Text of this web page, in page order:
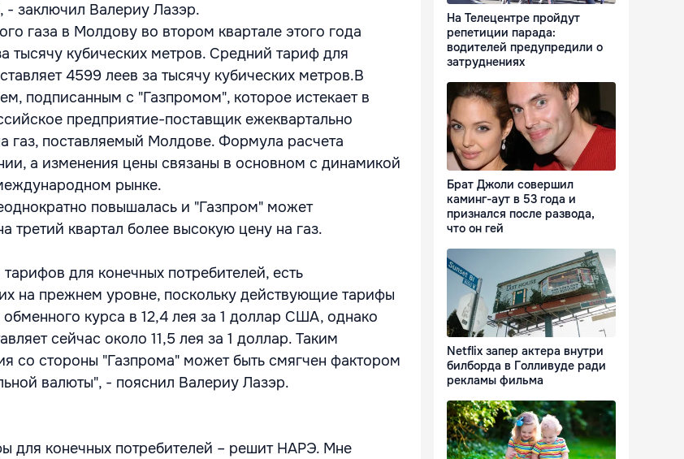
- заключил Валериу Лазэр.
газа в Молдову во втором квартале этого года
тысячу кубических метров. Средний тариф для
4599 леев за тысячу кубических метров.В
подписанным с "Газпромом", которое истекает в
предприятие-поставщик ежеквартально
газ, поставляемый Молдове. Формула расчета
а изменения цены связаны в основном с динамикой
рынке.
повышалась и "Газпром" может
третий квартал более высокую цену на газ.
для конечных потребителей, есть
на прежнем уровне, поскольку действующие тарифы
курса в 12,4 лея за 1 доллар США, однако
сейчас около 11,5 лея за 1 доллар. Таким
со стороны "Газпрома" может быть смягчен фактором
валюты", - пояснил Валериу Лазэр.
для конечных потребителей – решит НАРЭ. Мне
На Телецентре пройдут
репетиции парада:
водителей предупредили о
затруднениях
Брат Джоли совершил
каминг-аут в 53 года и
признался после развода,
что он гей
Netflix запер актера внутри
билборда в Голливуде ради
рекламы фильма